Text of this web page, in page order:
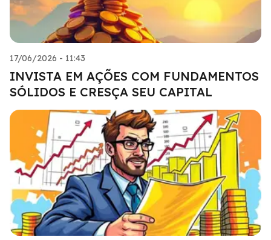
17/06/2026 - 11:43
INVISTA EM AÇÕES COM FUNDAMENTOS
SÓLIDOS E CRESÇA SEU CAPITAL